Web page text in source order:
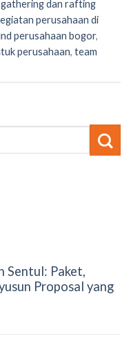
gathering dan rafting
perusahaan di
perusahaan bogor,
perusahaan, team
Sentul: Paket,
Proposal yang